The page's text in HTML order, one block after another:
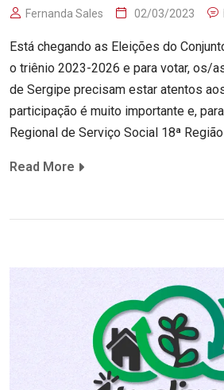
Fernanda Sales 02/03/2023
Está chegando as Eleições do
o triênio 2023-2026 e para votar, os/
de Sergipe precisam estar atentos
participação é muito importante e,
Regional de Serviço Social 18ª Região
Read More